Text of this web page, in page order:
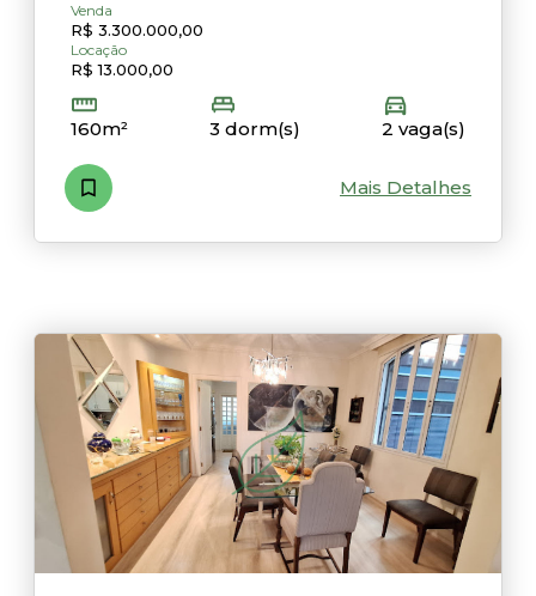
Venda
R$ 3.300.000,00
Locação
R$ 13.000,00
160m² 3 dorm(s) 2 vaga(s)
Mais Detalhes